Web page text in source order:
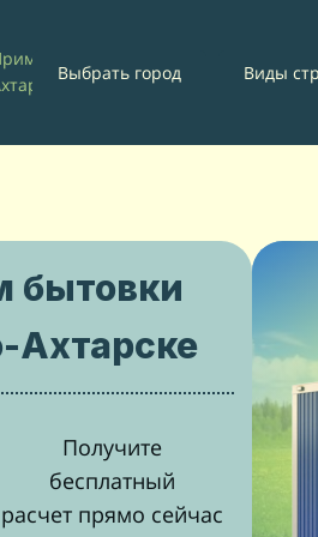
Выбрать город Виды
бытовки
Ахтарске
Получите
бесплатный
расчет прямо сейчас